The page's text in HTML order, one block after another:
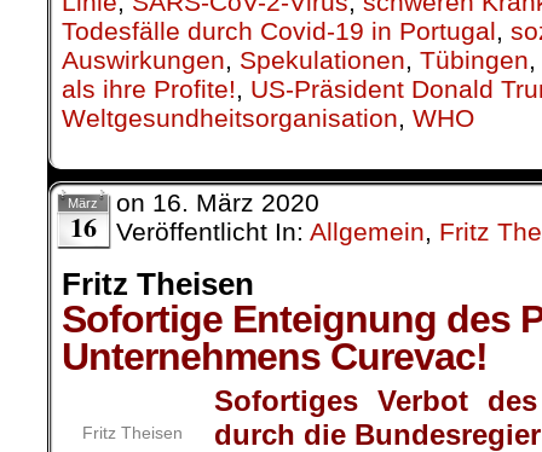
Todesfälle durch Covid-19 in Portugal,
Auswirkungen, Spekulationen, Tübingen,
als ihre Profite!, US-Präsident Donald
Weltgesundheitsorganisation, WHO
März
16
on 16. März 2020
Veröffentlicht In: Allgemein, Fritz
Fritz Theisen
Sofortige Enteignung des
Unternehmens Curevac!
Fritz Theisen
Sofortiges Verbot
durch die